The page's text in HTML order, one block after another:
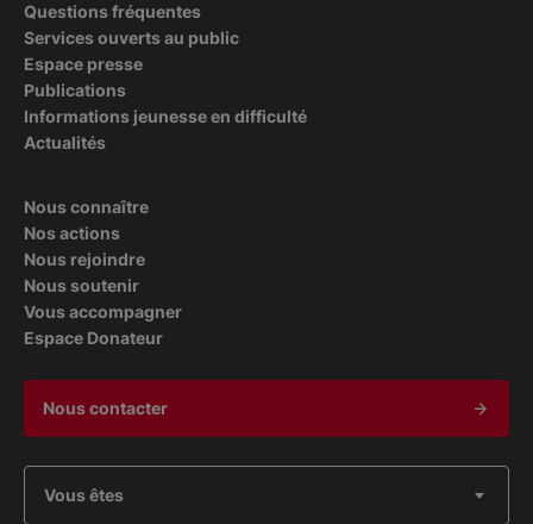
Questions fréquentes
Services ouverts au public
Espace presse
Publications
Informations jeunesse en difficulté
Actualités
Nous connaître
Nos actions
Nous rejoindre
Nous soutenir
Vous accompagner
Espace Donateur
Nous contacter
Vous êtes